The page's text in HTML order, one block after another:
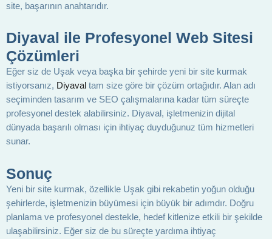
site, başarının anahtarıdır.
Diyaval ile Profesyonel Web Sitesi
Çözümleri
Eğer siz de Uşak veya başka bir şehirde yeni bir site kurmak
istiyorsanız, Diyaval tam size göre bir çözüm ortağıdır. Alan adı
seçiminden tasarım ve SEO çalışmalarına kadar tüm süreçte
profesyonel destek alabilirsiniz. Diyaval, işletmenizin dijital
dünyada başarılı olması için ihtiyaç duyduğunuz tüm hizmetleri
sunar.
Sonuç
Yeni bir site kurmak, özellikle Uşak gibi rekabetin yoğun olduğu
şehirlerde, işletmenizin büyümesi için büyük bir adımdır. Doğru
planlama ve profesyonel destekle, hedef kitlenize etkili bir şekilde
ulaşabilirsiniz. Eğer siz de bu süreçte yardıma ihtiyaç